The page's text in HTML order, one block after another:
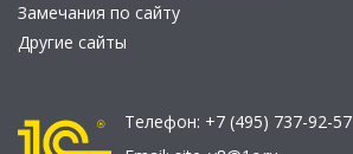
Замечания по сайту
Другие сайты
Телефон: +7 (495) 737-92-57